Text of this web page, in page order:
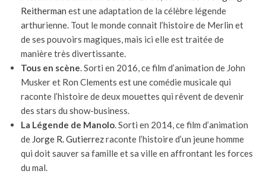
Reitherman est une adaptation de la célèbre légende
arthurienne. Tout le monde connait l’histoire de Merlin et
de ses pouvoirs magiques, mais ici elle est traitée de
manière très divertissante.
Tous en scène. Sorti en 2016, ce film d’animation de John
Musker et Ron Clements est une comédie musicale qui
raconte l’histoire de deux mouettes qui rêvent de devenir
des stars du show-business.
La Légende de Manolo. Sorti en 2014, ce film d’animation
de Jorge R. Gutierrezraconte l’histoire d’un jeune homme
qui doit sauver sa famille et sa ville en affrontant les forces
du mal.